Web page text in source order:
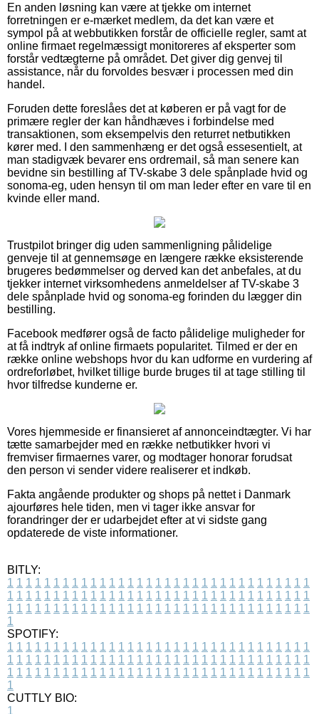
En anden løsning kan være at tjekke om internet
forretningen er e-mærket medlem, da det kan være et
sympol på at webbutikken forstår de officielle regler, samt at
online firmaet regelmæssigt monitoreres af eksperter som
forstår vedtægterne på området. Det giver dig genvej til
assistance, når du forvoldes besvær i processen med din
handel.
Foruden dette foreslåes det at køberen er på vagt for de
primære regler der kan håndhæves i forbindelse med
transaktionen, som eksempelvis den returret netbutikken
kører med. I den sammenhæng er det også essesentielt, at
man stadigvæk bevarer ens ordremail, så man senere kan
bevidne sin bestilling af TV-skabe 3 dele spånplade hvid og
sonoma-eg, uden hensyn til om man leder efter en vare til en
kvinde eller mand.
Trustpilot bringer dig uden sammenligning pålidelige
genveje til at gennemsøge en længere række eksisterende
brugeres bedømmelser og derved kan det anbefales, at du
tjekker internet virksomhedens anmeldelser af TV-skabe 3
dele spånplade hvid og sonoma-eg forinden du lægger din
bestilling.
Facebook medfører også de facto pålidelige muligheder for
at få indtryk af online firmaets popularitet. Tilmed er der en
række online webshops hvor du kan udforme en vurdering af
ordreforløbet, hvilket tillige burde bruges til at tage stilling til
hvor tilfredse kunderne er.
Vores hjemmeside er finansieret af annonceindtægter. Vi har
tætte samarbejder med en række netbutikker hvori vi
fremviser firmaernes varer, og modtager honorar forudsat
den person vi sender videre realiserer et indkøb.
Fakta angående produkter og shops på nettet i Danmark
ajourføres hele tiden, men vi tager ikke ansvar for
forandringer der er udarbejdet efter at vi sidste gang
opdaterede de viste informationer.
BITLY:
1 1 1 1 1 1 1 1 1 1 1 1 1 1 1 1 1 1 1 1 1 1 1 1 1 1 1 1 1 1 1 1 1
1 1 1 1 1 1 1 1 1 1 1 1 1 1 1 1 1 1 1 1 1 1 1 1 1 1 1 1 1 1 1 1 1
1 1 1 1 1 1 1 1 1 1 1 1 1 1 1 1 1 1 1 1 1 1 1 1 1 1 1 1 1 1 1 1 1
1
SPOTIFY:
1 1 1 1 1 1 1 1 1 1 1 1 1 1 1 1 1 1 1 1 1 1 1 1 1 1 1 1 1 1 1 1 1
1 1 1 1 1 1 1 1 1 1 1 1 1 1 1 1 1 1 1 1 1 1 1 1 1 1 1 1 1 1 1 1 1
1 1 1 1 1 1 1 1 1 1 1 1 1 1 1 1 1 1 1 1 1 1 1 1 1 1 1 1 1 1 1 1 1
1
CUTTLY BIO:
1